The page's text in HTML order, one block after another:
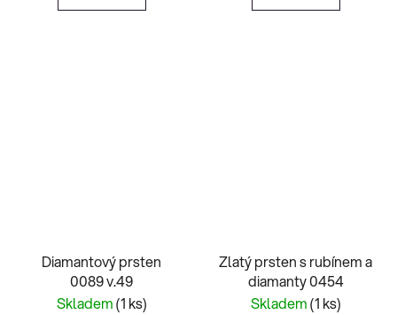
Diamantový prsten
0089 v.49
Skladem(1 ks)
Zlatý prsten s rubínem a
diamanty 0454
Skladem(1 ks)